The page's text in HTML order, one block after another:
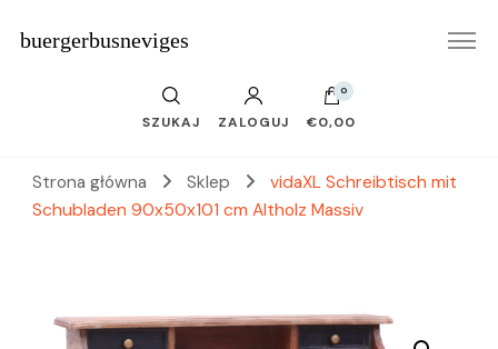
buergerbusneviges
SZUKAJ ZALOGUJ
0
€0,00
Strona główna Sklep
vidaXL Schreibtisch mit
Schubladen 90x50x101 cm Altholz Massiv